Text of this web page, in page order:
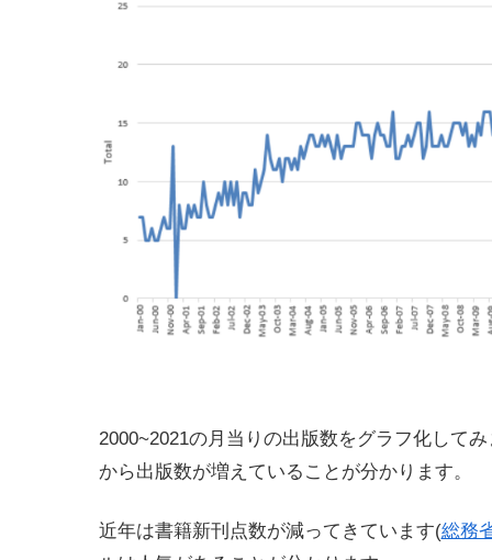
2000~2021の月当りの出版数をグラフ化して
から出版数が増えていることが分かります。
近年は書籍新刊点数が減ってきています(総務